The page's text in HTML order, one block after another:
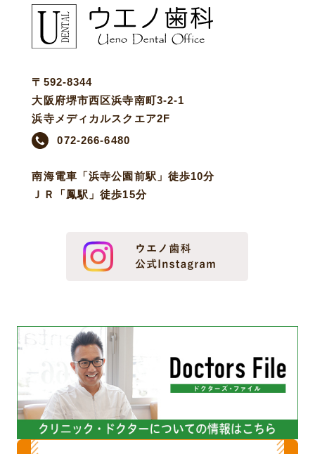
〒592-8344
大阪府堺市西区浜寺南町3-2-1
浜寺メディカルスクエア2F
072-266-6480
南海電車「浜寺公園前駅」徒歩10分
ＪＲ「鳳駅」徒歩15分